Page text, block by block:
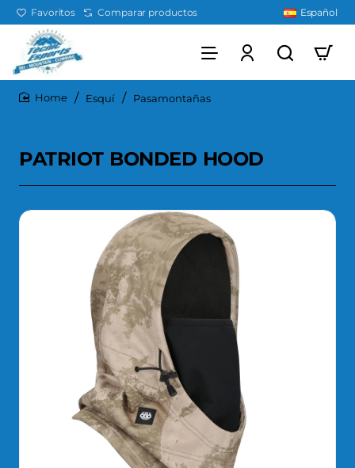
Favoritos Comparar productos Español
Esquí Pasamontañas
PATRIOT BONDED HOOD